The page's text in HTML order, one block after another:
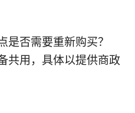
是否需要重新购买？
共用，具体以提供商政